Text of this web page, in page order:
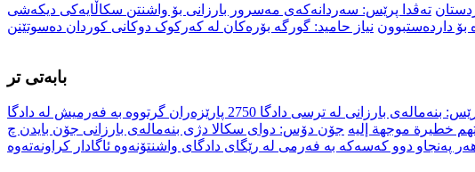
تەڤدا پرێس: سەردانەکەی مەسرور بارزانی بۆ واشنتن سکاڵایەکی دیکەشی
بۆ داردەستبوون نیاز حامید: گورگە بۆرەکان لە کەرکوک دوکانی کوردان دەسوتێنن
بابەتی تر
تەڤدا پرێس: بنەمالەی بارزانی لە ترسی دادگا 2750 پارێزەران گرتووە بە فەرمیش لە دادگا
جۆن دۆس: دوای سکالا دژی بنەمالەی بارزانی جۆن بایدن چ
پەنجاو دوو کەسەکە بە فەرمی لە رێگای دادگای واشنتۆنەوە ئاگادار کراونەتەوە